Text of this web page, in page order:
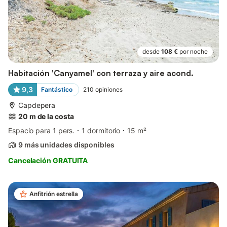
desde 108 € por noche
Habitación 'Canyamel' con terraza y aire acond.
9,3 Fantástico 210 opiniones
Capdepera
20 m de la costa
Espacio para 1 pers.
1 dormitorio
15 m²
9 más unidades disponibles
Cancelación GRATUITA
Anfitrión estrella